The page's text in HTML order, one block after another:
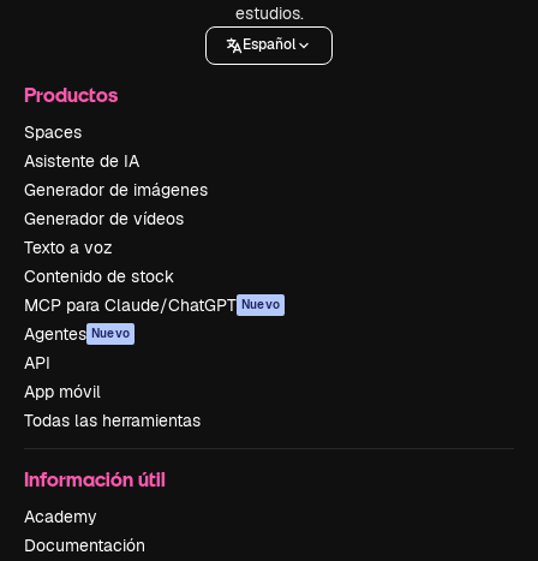
estudios.
Español
Productos
Spaces
Asistente de IA
Generador de imágenes
Generador de vídeos
Texto a voz
Contenido de stock
MCP para Claude/ChatGPT Nuevo
Agentes Nuevo
API
App móvil
Todas las herramientas
Información útil
Academy
Documentación